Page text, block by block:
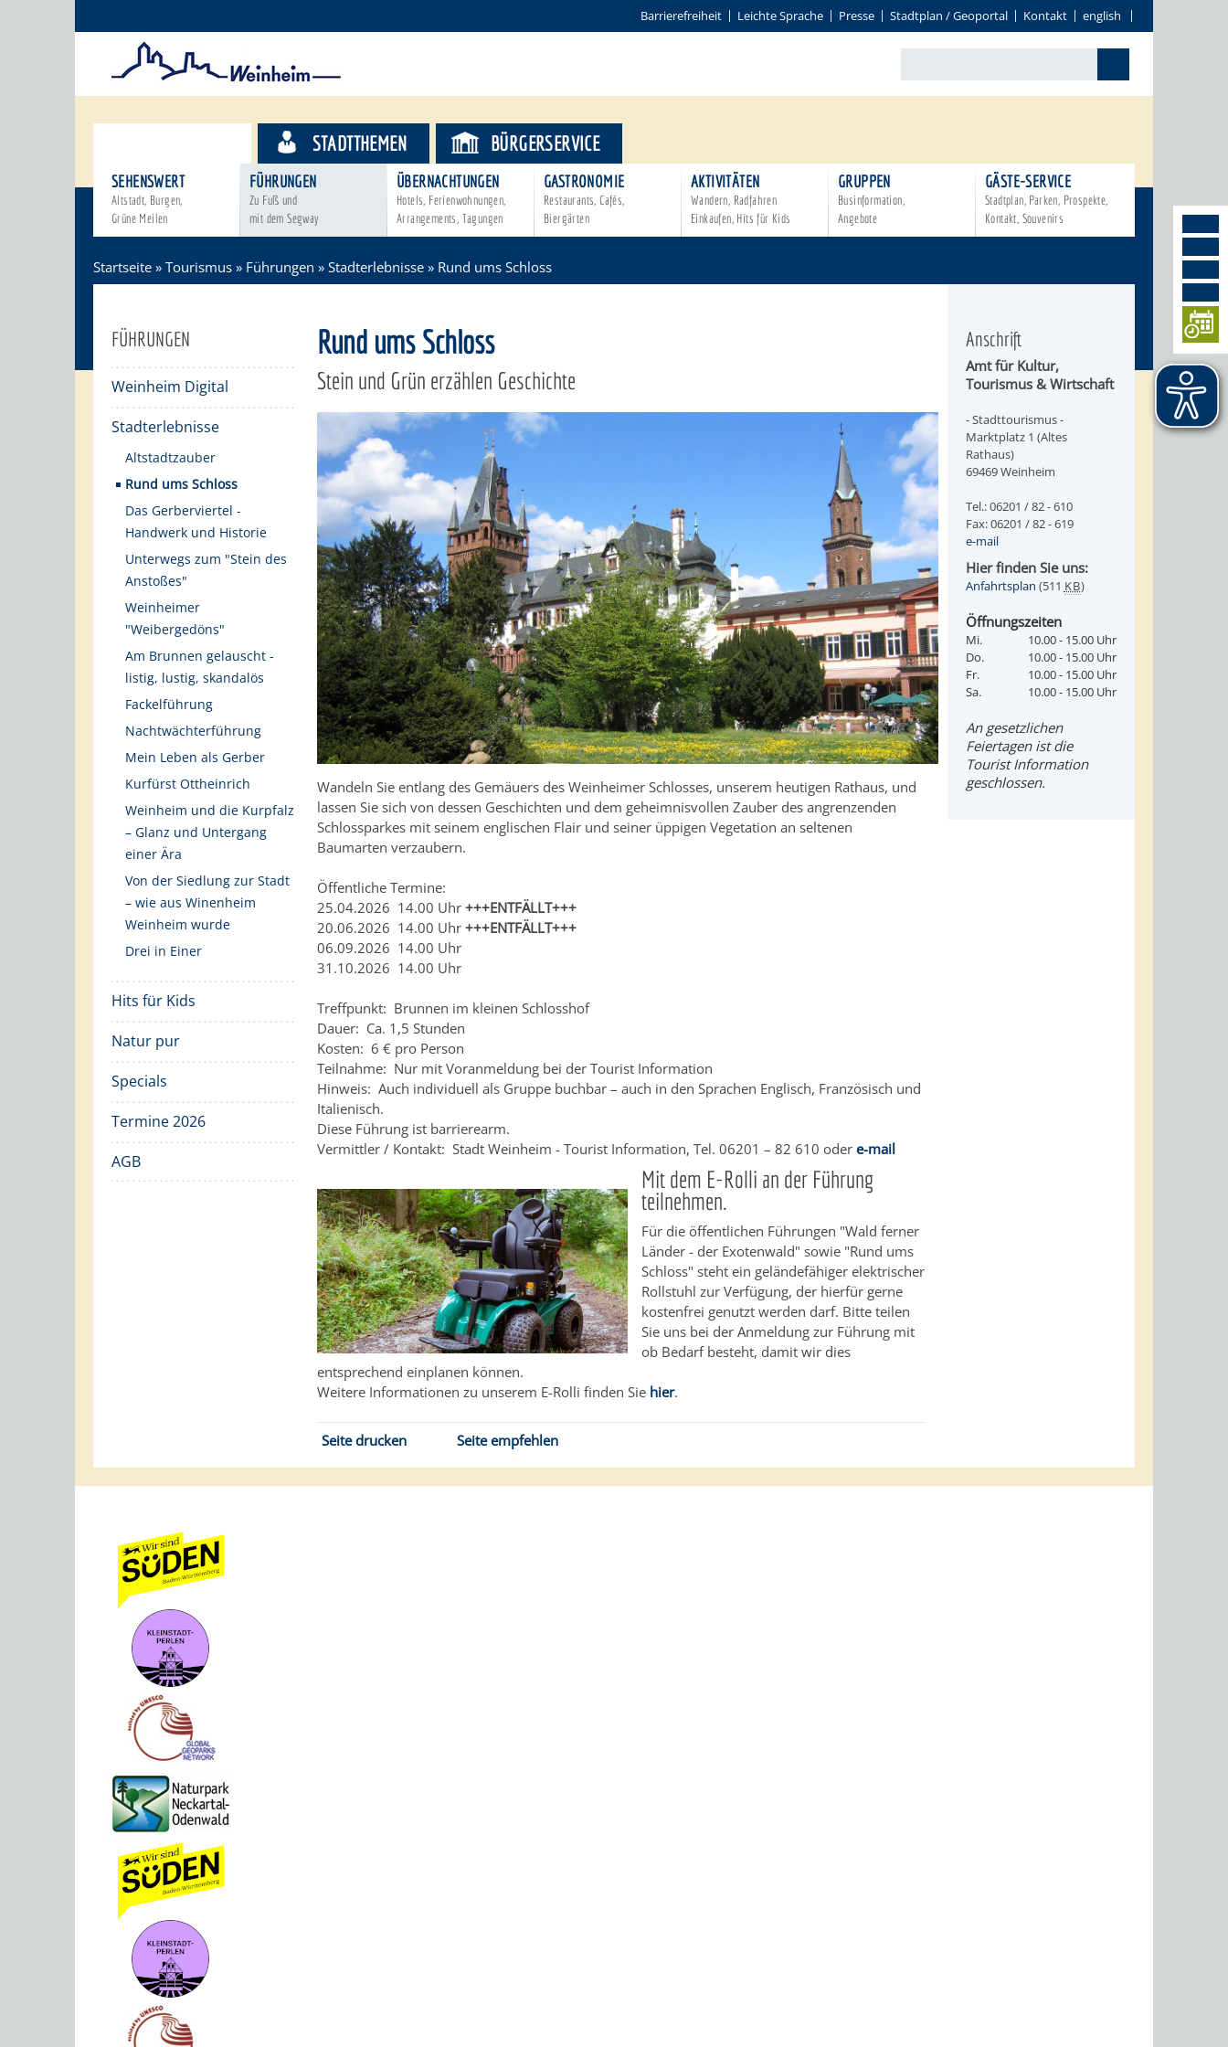
Barrierefreiheit Leichte Sprache Presse Stadtplan / Geoportal Kontakt english
SEHENSWERT
Altstadt, Burgen,
Grüne Meilen
FÜHRUNGEN
Zu Fuß und
mit dem Segway
ÜBERNACHTUNGEN
Hotels, Ferienwohnungen,
Arrangements, Tagungen
GASTRONOMIE
Restaurants, Cafés,
Biergärten
AKTIVITÄTEN
Wandern, Radfahren
Einkaufen, Hits für Kids
GRUPPEN
Businformation,
Angebote
GÄSTE-SERVICE
Stadtplan, Parken, Prospekte,
Kontakt, Souvenirs
STADTTHEMEN BÜRGERSERVICE
Startseite » Tourismus » Führungen » Stadterlebnisse » Rund ums Schloss
FÜHRUNGEN
Weinheim Digital
Stadterlebnisse
Altstadtzauber
Rund ums Schloss
Das Gerberviertel -
Handwerk und Historie
Unterwegs zum "Stein des
Anstoßes"
Weinheimer
"Weibergedöns"
Am Brunnen gelauscht -
listig, lustig, skandalös
Fackelführung
Nachtwächterführung
Mein Leben als Gerber
Kurfürst Ottheinrich
Weinheim und die Kurpfalz
– Glanz und Untergang
einer Ära
Von der Siedlung zur Stadt
– wie aus Winenheim
Weinheim wurde
Drei in Einer
Hits für Kids
Natur pur
Specials
Termine 2026
AGB
Rund ums Schloss
Stein und Grün erzählen Geschichte
Wandeln Sie entlang des Gemäuers des Weinheimer Schlosses, unserem heutigen Rathaus, und
lassen Sie sich von dessen Geschichten und dem geheimnisvollen Zauber des angrenzenden
Schlossparkes mit seinem englischen Flair und seiner üppigen Vegetation an seltenen
Baumarten verzaubern.
Öffentliche Termine:
25.04.2026 14.00 Uhr+++ENTFÄLLT+++
20.06.2026 14.00 Uhr+++ENTFÄLLT+++
06.09.2026 14.00 Uhr
31.10.2026 14.00 Uhr
Treffpunkt: Brunnen im kleinen Schlosshof
Dauer: Ca. 1,5 Stunden
Kosten: 6 € pro Person
Teilnahme: Nur mit Voranmeldung bei der Tourist Information
Hinweis: Auch individuell als Gruppe buchbar – auch in den Sprachen Englisch, Französisch und
Italienisch.
Diese Führung ist barrierearm.
Vermittler / Kontakt: Stadt Weinheim - Tourist Information, Tel. 06201 – 82 610 odere-mail
Mit dem E-Rolli an der Führung
teilnehmen.
Für die öffentlichen Führungen "Wald ferner
Länder - der Exotenwald" sowie "Rund ums
Schloss" steht ein geländefähiger elektrischer
Rollstuhl zur Verfügung, der hierfür gerne
kostenfrei genutzt werden darf. Bitte teilen
Sie uns bei der Anmeldung zur Führung mit
ob Bedarf besteht, damit wir dies
entsprechend einplanen können.
Weitere Informationen zu unserem E-Rolli finden Sie hier.
Seite drucken Seite empfehlen
Anschrift
Amt für Kultur,
Tourismus & Wirtschaft
- Stadttourismus -
Marktplatz 1 (Altes
Rathaus)
69469 Weinheim
Tel.: 06201 / 82 - 610
Fax: 06201 / 82 - 619
e-mail
Hier finden Sie uns:
Anfahrtsplan (511 KB)
Öffnungszeiten
Mi.
10.00 - 15.00 Uhr
Do.
10.00 - 15.00 Uhr
Fr.
10.00 - 15.00 Uhr
Sa.
10.00 - 15.00 Uhr
An gesetzlichen
Feiertagen ist die
Tourist Information
geschlossen.